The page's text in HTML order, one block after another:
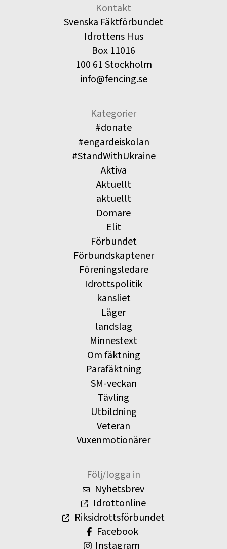
Kontakt
Svenska Fäktförbundet
Idrottens Hus
Box 11016
100 61 Stockholm
info@fencing.se
Kategorier
#donate
#engardeiskolan
#StandWithUkraine
Aktiva
Aktuellt
aktuellt
Domare
Elit
Förbundet
Förbundskaptener
Föreningsledare
Idrottspolitik
kansliet
Läger
landslag
Minnestext
Om fäktning
Parafäktning
SM-veckan
Tävling
Utbildning
Veteran
Vuxenmotionärer
Följ/logga in
Nyhetsbrev
Idrottonline
Riksidrottsförbundet
Facebook
Instagram